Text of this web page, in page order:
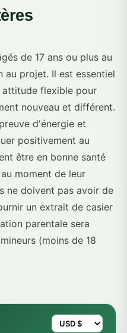
de 17 ans ou plus au
projet. Il est essentiel
flexible pour
nouveau et différent.
d'énergie et
positivement au
être en bonne santé
moment de leur
ne doivent pas avoir de
un extrait de casier
parentale sera
(moins de 18